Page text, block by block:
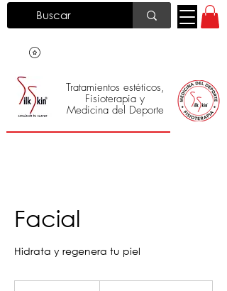
Silk Skin®
Tratamientos estéticos,
Fisioterapia y
Medicina del Deporte
Facial
Hidrata y regenera tu piel